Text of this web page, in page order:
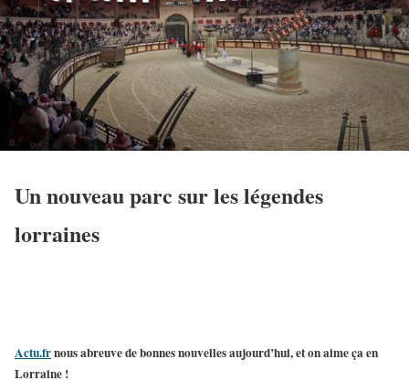
Un nouveau parc sur les légendes
lorraines
Actu.frnous abreuve de bonnes nouvelles aujourd’hui, et on aime ça en
Lorraine !